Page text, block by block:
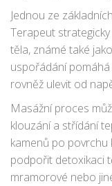
kolem 45 až 50
různé části těla, jako
účinek zázračně
vrstev svalů.
Jednou ze
Terapeut
těla, známé také
uspořádání
rovněž ulevit od
je použití kamenů
horké kameny jako
kombinuje hladivé
Masážní proces
klouzání a střídání
kamenů po povrchu
podpořit detoxikaci
mramorové nebo